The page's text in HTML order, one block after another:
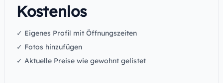
Kostenlos
✓ Eigenes Profil mit Öffnungszeiten
✓ Fotos hinzufügen
✓ Aktuelle Preise wie gewohnt gelistet